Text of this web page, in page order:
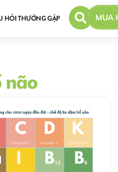
HỎI THƯỜNG GẶP MUA
não